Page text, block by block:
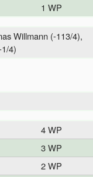
1 WP
Willmann (-113/4),
4)
4 WP
3 WP
2 WP